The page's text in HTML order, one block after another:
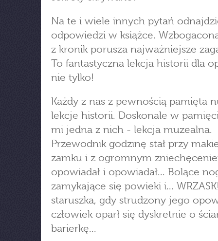
Na te i wiele innych pytań
odpowiedzi w książce.
z kronik porusza najważniejsze
To fantastyczna lekcja historii dla
nie tylko!
Każdy z nas z pewnością pamięta
lekcje historii. Doskonale w
mi jedna z nich - lekcja muzealna.
Przewodnik godzinę stał przy
zamku i z ogromnym
opowiadał i opowiadał... Bolące
zamykające się powieki i...
staruszka, gdy strudzony jego
człowiek oparł się dyskretnie o
barierkę...